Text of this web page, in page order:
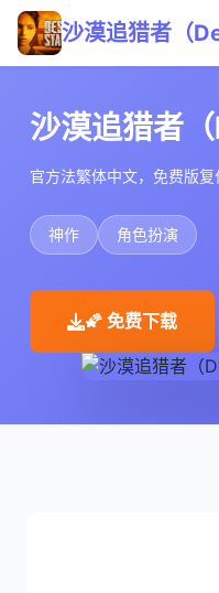
沙漠追猎者（
沙漠追猎者
官方法繁体中文，免费版复
神作 角色扮演
🌠 免费下载